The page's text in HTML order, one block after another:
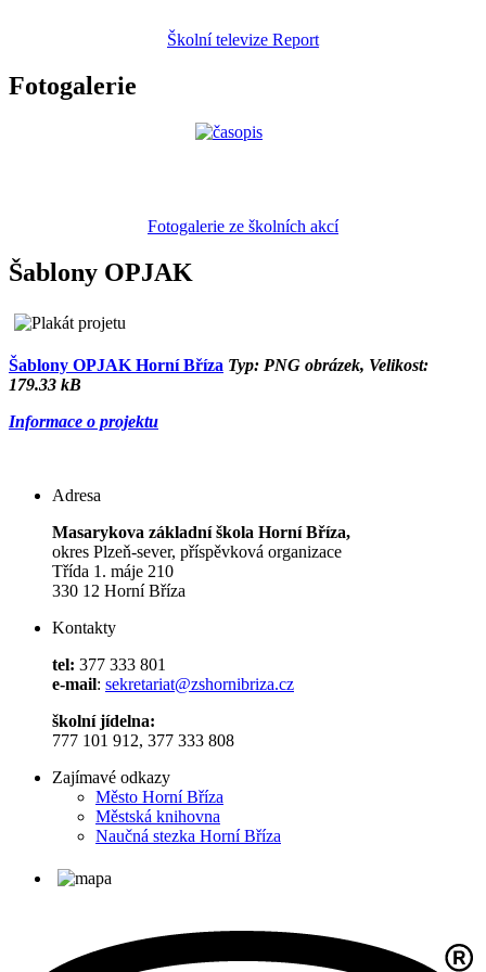
Školní televize Report
Fotogalerie
Fotogalerie ze školních akcí
Šablony OPJAK
Šablony OPJAK Horní Bříza Typ: PNG obrázek, Velikost:
179.33 kB
Informace o projektu
Adresa
Masarykova základní škola Horní Bříza,
okres Plzeň-sever, příspěvková organizace
Třída 1. máje 210
330 12 Horní Bříza
Kontakty
tel: 377 333 801
e-mail: sekretariat@zshornibriza.cz
školní jídelna:
777 101 912, 377 333 808
Zajímavé odkazy
Město Horní Bříza
Městská knihovna
Naučná stezka Horní Bříza